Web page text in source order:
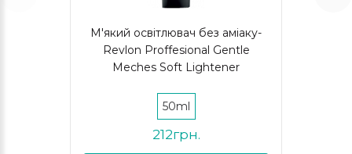
М'який освітлювач без аміаку-
Revlon Proffesional Gentle
Meches Soft Lightener
50ml
212грн.